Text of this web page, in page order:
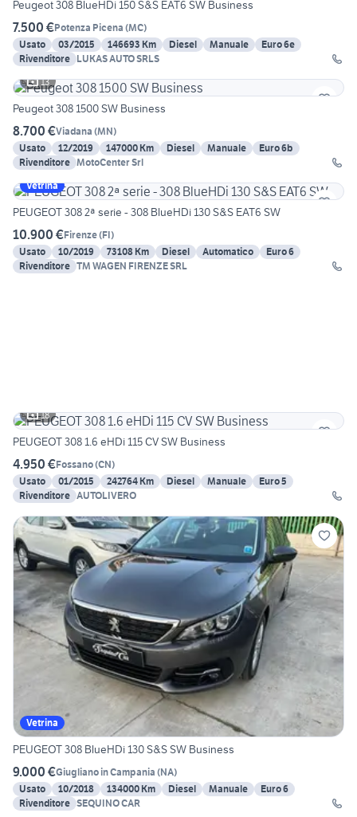
Peugeot 308 BlueHDi 150 S&S EAT6 SW Business
7.500 €Potenza Picena (MC)
Usato
03/2015 146693 Km Diesel Manuale
Euro 6e
Rivenditore
LUKAS AUTO SRLS
13
Peugeot 308 1500 SW Business
8.700 €Viadana (MN)
Usato
12/2019 147000 Km Diesel Manuale
Euro 6b
Rivenditore MotoCenter Srl
Vetrina
PEUGEOT 308 2ª serie - 308 BlueHDi 130 S&S EAT6 SW
10.900 €Firenze(FI)
Usato
10/2019 73108 Km Diesel Automatico
Euro 6
Rivenditore TM WAGEN FIRENZE SRL
18
PEUGEOT 308 1.6 eHDi 115 CV SW Business
4.950 €Fossano(CN)
Usato
01/2015 242764 Km Diesel Manuale
Euro 5
Rivenditore AUTOLIVERO
Vetrina
PEUGEOT 308 BlueHDi 130 S&S SW Business
9.000 €Giugliano in Campania (NA)
Usato
10/2018 134000 Km Diesel Manuale
Euro 6
Rivenditore SEQUINO CAR